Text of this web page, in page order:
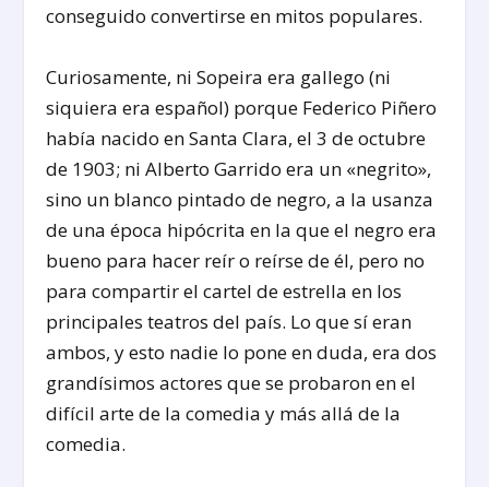
conseguido convertirse en mitos populares.
Curiosamente, ni Sopeira era gallego (ni
siquiera era español) porque Federico Piñero
había nacido en Santa Clara, el 3 de octubre
de 1903; ni Alberto Garrido era un «negrito»,
sino un blanco pintado de negro, a la usanza
de una época hipócrita en la que el negro era
bueno para hacer reír o reírse de él, pero no
para compartir el cartel de estrella en los
principales teatros del país. Lo que sí eran
ambos, y esto nadie lo pone en duda, era dos
grandísimos actores que se probaron en el
difícil arte de la comedia y más allá de la
comedia.